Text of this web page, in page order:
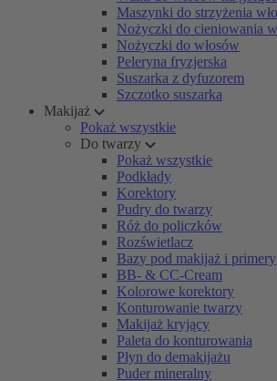
Maszynki do strzyżenia
Nożyczki do cieniowania
Nożyczki do włosów
Peleryna fryzjerska
Suszarka z dyfuzorem
Szczotko suszarka
Makijaż
Pokaż wszystkie
Do twarzy
Pokaż wszystkie
Podkłady
Korektory
Pudry do twarzy
Róż do policzków
Rozświetlacz
Bazy pod makijaż i primery
BB- & CC-Cream
Kolorowe korektory
Konturowanie twarzy
Makijaż kryjący
Paleta do konturowania
Płyn do demakijażu
Puder mineralny